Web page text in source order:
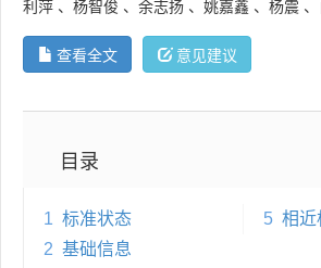
利萍 、 杨智俊 、 余志扬 、 姚嘉鑫 、 杨震 、
查看全文 意见建议
目录
1 标准状态
2 基础信息
5 相近